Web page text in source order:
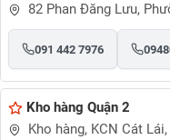
82 Phan Đăng Lưu,
091 442 7976
Kho hàng Quận 2
Kho hàng, KCN Cát